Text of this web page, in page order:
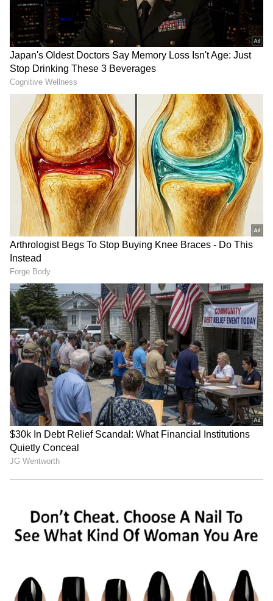
కళాఖండం.
బాక్స్ లోని గుడి వెండి తలుపులు తెరిస్తే పెళ్లి కార్డు
ఉంటుంది, మీరు కార్డును తెరిచిన తర్వాత గణేశుడు,
విష్ణువు, లక్ష్మి, రాధా-కృష్ణుడు, దుర్గాదేవితో సహా వివిధ
హిందూ దేవతల ఫోటోలను చూడవచ్చు. అందులో అనంత్
రాధిక పెళ్లి వేడుక వివరాలు ఉంటాయి. అనంత్ - రాధిక
పెళ్లి కార్డ్‌తో పాటు కొన్ని గిఫ్ట్స్ కూడా ఉన్నాయి.
జూలై 12, శుక్రవారం పెళ్లి వేడుకతో ముఖ్య కార్యక్రమాలు
ప్రారంభమవుతాయి. దీని తర్వాత జూలై 13న శుభ ఆశీర్వాద
లేదా దైవిక ఆశీర్వాద కార్యక్రమం జరుగుతుంది. జూలై 14న
మంగళ్ ఉత్సవ్ లేదా పెళ్లి రిసెప్షన్‌ ఉంటుంది.
ఐరోపాలో లగ్జరీ వెకేషన్‌లో సెకండ్ ప్రీ వెడ్డింగ్ పార్టీ
నిర్వహించారు. ఇందుకోసం అంబానీ కుటుంబం దాదాపు
జామ్‌నగర్‌లో ప్రీ వెడ్డింగ్ ఫంక్షన్‌ను నిర్వహించింది.
LATEST VIDEOS
చీరాల పర్యటన లో స్వయంగా చీరను నేసిన
సీఎం చంద్రబాబు | CM Chandrababu
Chirala tour | Asianet Telugu
గుజరాత్‌లో వింత ఘటన అలల్లా ఎగసి
పడుతున్న బావి నీళ్లు | Virparada village |
Gujarat mysterious well